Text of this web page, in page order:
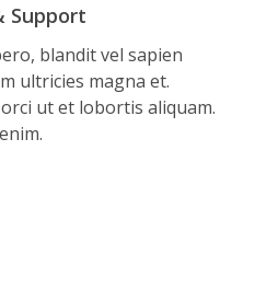
Support
blandit vel sapien
ultricies magna et.
ut et lobortis aliquam.